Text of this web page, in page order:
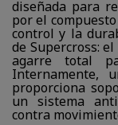
diseñada para
por el
control y la
de Supercross:
agarre total
Internamente,
proporciona
un sistema
contra